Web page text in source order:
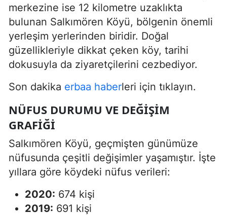
merkezine ise 12 kilometre uzaklıkta
bulunan Salkımören Köyü, bölgenin önemli
yerleşim yerlerinden biridir. Doğal
güzellikleriyle dikkat çeken köy, tarihi
dokusuyla da ziyaretçilerini cezbediyor.
Son dakika erbaa haberleri için tıklayın.
NÜFUS DURUMU VE DEĞIŞIM
GRAFIĞI
Salkımören Köyü, geçmişten günümüze
nüfusunda çeşitli değişimler yaşamıştır. İşte
yıllara göre köydeki nüfus verileri:
2020: 674 kişi
2019: 691 kişi